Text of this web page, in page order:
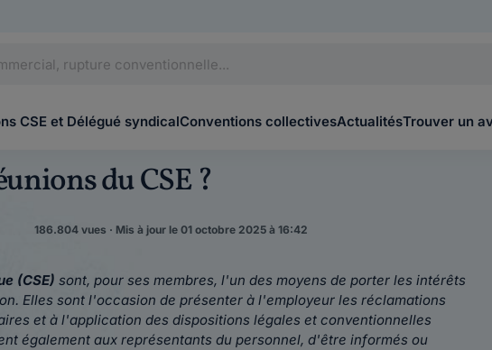
CSE et Délégué syndicalConventions collectivesActualitésTrouver un
du CSE ?
186.804 vues · Mis à jour le 01 octobre 2025 à 16:42
(CSE) sont, pour ses membres, l'un des moyens de porter les intérêts
Elles sont l'occasion de présenter à l'employeur les réclamations
et à l'application des dispositions légales et conventionnelles
également aux représentants du personnel, d'être informés ou